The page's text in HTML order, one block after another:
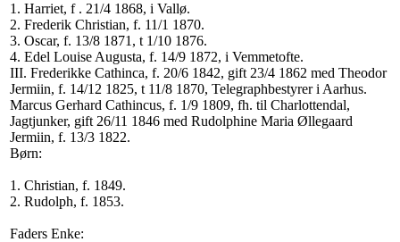
1. Harriet, f . 21/4 1868, i Vallø.
2. Frederik Christian, f. 11/1 1870.
3. Oscar, f. 13/8 1871, t 1/10 1876.
4. Edel Louise Augusta, f. 14/9 1872, i Vemmetofte.
III. Frederikke Cathinca, f. 20/6 1842, gift 23/4 1862 med Theodor
Jermiin, f. 14/12 1825, t 11/8 1870, Telegraphbestyrer i Aarhus.
Marcus Gerhard Cathincus, f. 1/9 1809, fh. til Charlottendal,
Jagtjunker, gift 26/11 1846 med Rudolphine Maria Øllegaard
Jermiin, f. 13/3 1822.
Børn:
1. Christian, f. 1849.
2. Rudolph, f. 1853.
Faders Enke: